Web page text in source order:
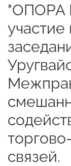
"ОПОРА
связей.